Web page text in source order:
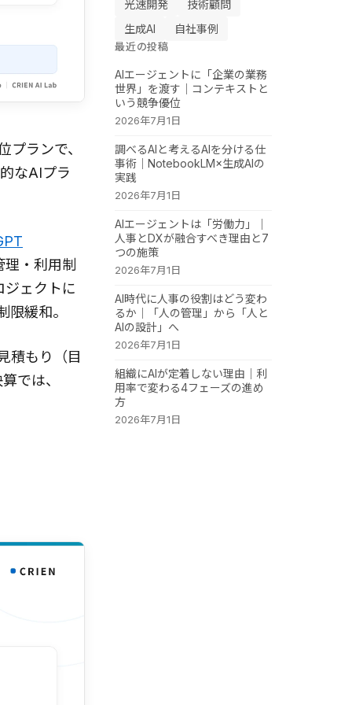
ランで、
なAIプラ
・利用制
ェクトに
緩和。
積もり（目
では、
光速開発
技術顧問
生成AI
自社事例
最近の投稿
AIエージェントに「企業の業務
世界」を渡す｜コンテキストと
いう競争優位
2026年7月1日
調べるAIと考えるAIを分ける仕
事術｜NotebookLM×生成AIの
実践
2026年7月1日
AIエージェントは「労働力」｜
人事とDXが融合すべき理由と7
つの施策
2026年7月1日
AI時代に人事の役割はどう変わ
るか｜「人の管理」から「人と
AIの設計」へ
2026年7月1日
組織にAIが定着しない理由｜利
用率で変わる4フェーズの進め
方
2026年7月1日